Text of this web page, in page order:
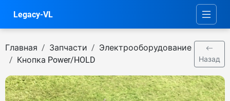
Legacy-VL
Главная Запчасти
Электрооборудование
Кнопка Power/HOLD
Назад